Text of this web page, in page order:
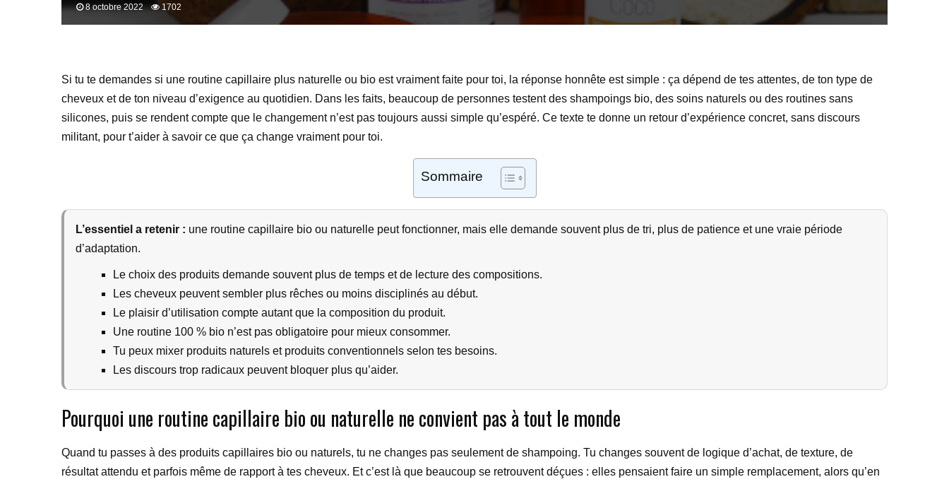
8 octobre 2022 1702
Si tu te demandes si une routine capillaire plus naturelle ou bio est vraiment faite pour toi, la réponse honnête est simple : ça dépend de tes attentes, de ton type de
cheveux et de ton niveau d’exigence au quotidien. Dans les faits, beaucoup de personnes testent des shampoings bio, des soins naturels ou des routines sans
silicones, puis se rendent compte que le changement n’est pas toujours aussi simple qu’espéré. Ce texte te donne un retour d’expérience concret, sans discours
militant, pour t’aider à savoir ce que ça change vraiment pour toi.
Sommaire
L’essentiel a retenir : une routine capillaire bio ou naturelle peut fonctionner, mais elle demande souvent plus de tri, plus de patience et une vraie période
d’adaptation.
Le choix des produits demande souvent plus de temps et de lecture des compositions.
Les cheveux peuvent sembler plus rêches ou moins disciplinés au début.
Le plaisir d’utilisation compte autant que la composition du produit.
Une routine 100 % bio n’est pas obligatoire pour mieux consommer.
Tu peux mixer produits naturels et produits conventionnels selon tes besoins.
Les discours trop radicaux peuvent bloquer plus qu’aider.
Pourquoi une routine capillaire bio ou naturelle ne convient pas à tout le monde
Quand tu passes à des produits capillaires bio ou naturels, tu ne changes pas seulement de shampoing. Tu changes souvent de logique d’achat, de texture, de
résultat attendu et parfois même de rapport à tes cheveux. Et c’est là que beaucoup se retrouvent déçues : elles pensaient faire un simple remplacement, alors qu’en